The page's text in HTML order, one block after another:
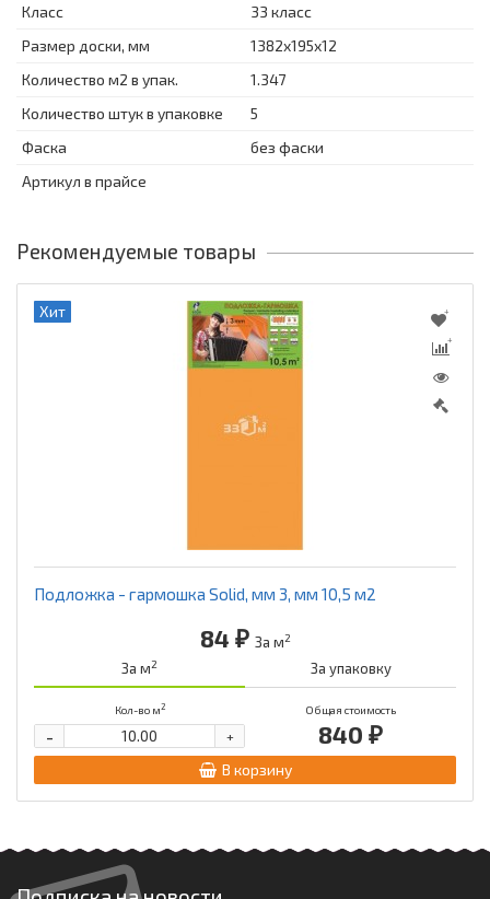
Класс
33 класс
Размер доски, мм
1382x195x12
Количество м2 в упак.
1.347
Количество штук в упаковке
5
Фаска
без фаски
Артикул в прайсе
Рекомендуемые товары
Хит
Подложка - гармошка Solid, мм 3, мм 10,5 м2
84 ₽ За м2
За м2 За упаковку
Кол-во м2 Общая стоимость
840 ₽
+
-
В корзину